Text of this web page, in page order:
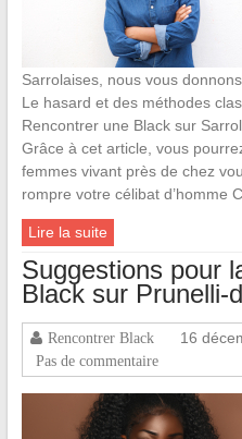
Sarrolaises, nous vous
Le hasard et des méthodes
Rencontrer une Black sur
Grâce à cet article, vous
femmes vivant près de chez
rompre votre célibat d’homme
Lire la suite
Suggestions pour
Black sur Prunelli-
Rencontrer Black 16
Pas de commentaire